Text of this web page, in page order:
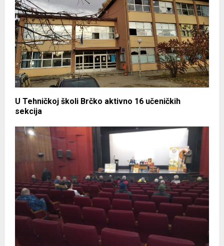
U Tehničkoj školi Brčko aktivno 16 učeničkih
sekcija